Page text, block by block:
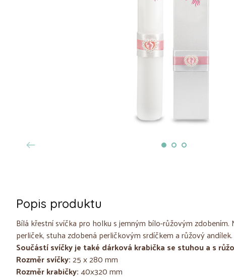
Popis produktu
Bílá křestní svíčka pro holku s jemným bílo-růžovým
perliček, stuha zdobená perličkovým srdíčkem a růžový andílek.
Součástí svíčky je také dárková krabička se stuhou a s
Rozměr svíčky:25 x 280 mm
Rozměr krabičky:40x320 mm